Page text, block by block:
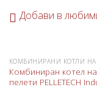
Добави в
Комбиниран котел
пелети PELLETECH